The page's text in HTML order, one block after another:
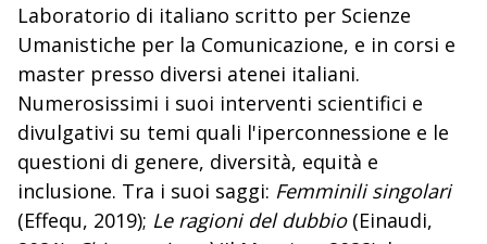
Laboratorio di italiano scritto per Scienze
Umanistiche per la Comunicazione, e in corsi e
master presso diversi atenei italiani.
Numerosissimi i suoi interventi scientifici e
divulgativi su temi quali l'iperconnessione e le
questioni di genere, diversità, equità e
inclusione. Tra i suoi saggi: Femminili singolari
(Effequ, 2019); Le ragioni del dubbio(Einaudi,